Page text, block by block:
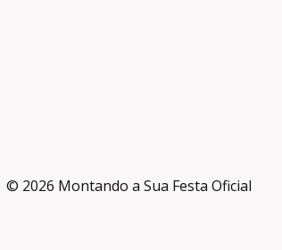
© 2026 Montando a Sua Festa Oficial